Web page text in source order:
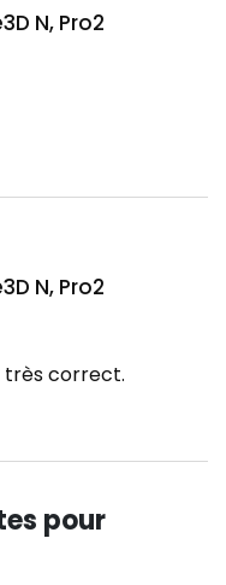
N, Pro2
N, Pro2
très correct.
pour